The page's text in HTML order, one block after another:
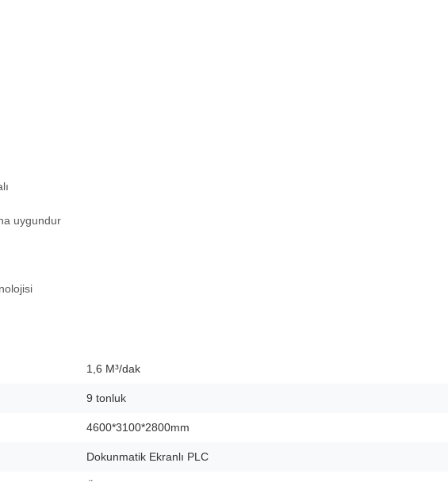
uygundur
1,6 M³/dak
9 tonluk
4600*3100*2800mm
Dokunmatik Ekranlı PLC